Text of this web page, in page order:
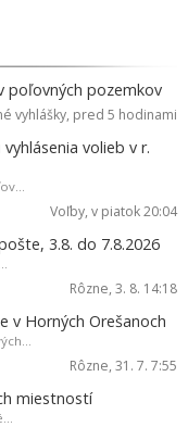
poľovných pozemkov
vyhlášky, pred 5 hodinami
volieb v r.
Voľby, v piatok 20:04
3.8. do 7.8.2026
Rôzne, 3. 8. 14:18
v Horných Orešanoch
Rôzne, 31. 7. 7:55
miestností